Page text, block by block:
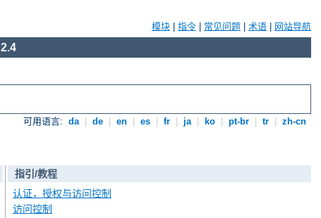
模块 指令 常见问题 术语 网站导航
可用语言: da de en es fr ja ko pt-br tr zh-cn
指引/教程
认证，授权与访问控制
访问控制